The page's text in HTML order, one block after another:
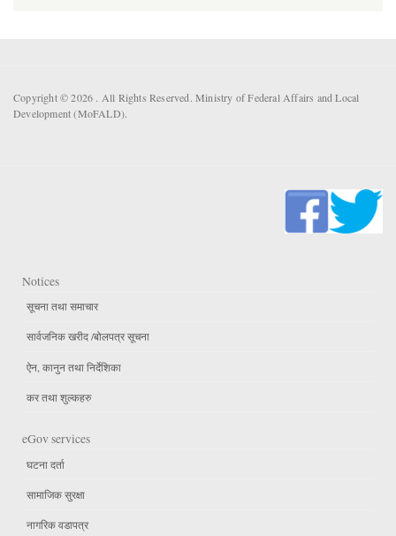
Copyright © 2026 . All Rights Reserved. Ministry of Federal Affairs and Local
Development (MoFALD).
Notices
सूचना तथा समाचार
सार्वजनिक खरीद /बोलपत्र सूचना
ऐन, कानुन तथा निर्देशिका
कर तथा शुल्कहरु
eGov services
घटना दर्ता
सामाजिक सुरक्षा
नागरिक वडापत्र